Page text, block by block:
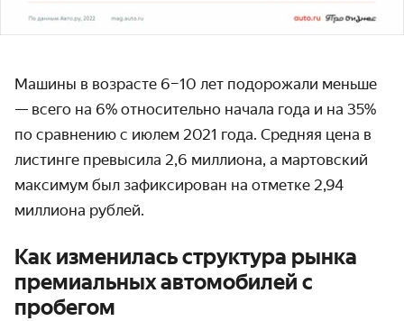
Машины в возрасте 6–10 лет подорожали меньше
— всего на 6% относительно начала года и на 35%
по сравнению с июлем 2021 года. Средняя цена в
листинге превысила 2,6 миллиона, а мартовский
максимум был зафиксирован на отметке 2,94
миллиона рублей.
Как изменилась структура рынка
премиальных автомобилей с
пробегом